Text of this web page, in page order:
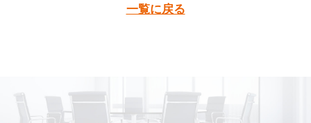
一覧に戻る